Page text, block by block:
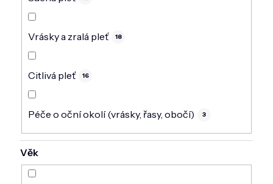
Vrásky a zralá pleť 18
Citlivá pleť 16
Péče o oční okolí (vrásky, řasy, obočí) 3
Věk